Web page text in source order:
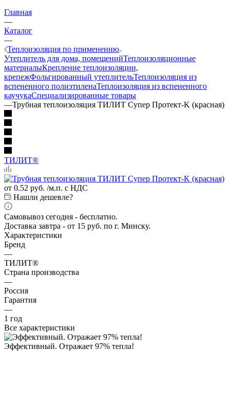
Главная
—
Каталог
—
Теплоизоляция по применению
Утеплитель для дома, помещенийТеплоизоляционные
материалыКрепление теплоизоляции,
крепежФольгированный утеплительТеплоизоляция из
вспененного полиэтиленаТеплоизоляция из вспененного
каучукаСпециализированные товары
—Трубная теплоизоляция ТИЛИТ Супер Протект-K (красная)
ТИЛИТ®
от 0.52 руб. /м.п. с НДС
Нашли дешевле?
Самовывоз сегодня - бесплатно.
Доставка завтра - от 15 руб. по г. Минску.
Характеристики
Бренд
—
ТИЛИТ®
Страна производства
—
Россия
Гарантия
—
1 год
Все характеристики
Эффективный. Отражает 97% тепла!